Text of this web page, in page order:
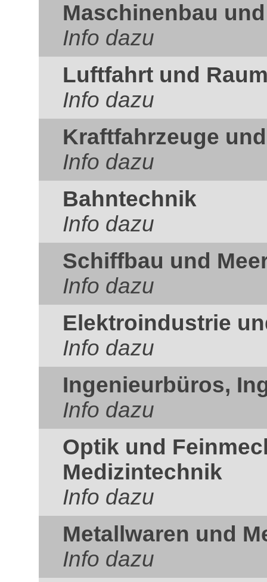
Maschinenbau
Info dazu
Luftfahrt und
Info dazu
Kraftfahrzeuge
Info dazu
Bahntechnik
Info dazu
Schiffbau und
Info dazu
Elektroindustrie
Info dazu
Ingenieurbüros,
Info dazu
Optik und
Medizintechnik
Info dazu
Metallwaren und
Info dazu